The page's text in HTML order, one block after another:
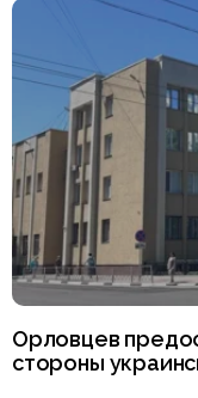
Орловцев
стороны